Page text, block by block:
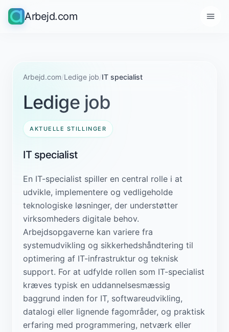
Arbejd.com
Arbejd.com/Ledige job/IT specialist
Ledige job
AKTUELLE STILLINGER
IT specialist
En IT-specialist spiller en central rolle i at
udvikle, implementere og vedligeholde
teknologiske løsninger, der understøtter
virksomheders digitale behov.
Arbejdsopgaverne kan variere fra
systemudvikling og sikkerhedshåndtering til
optimering af IT-infrastruktur og teknisk
support. For at udfylde rollen som IT-specialist
kræves typisk en uddannelsesmæssig
baggrund inden for IT, softwareudvikling,
datalogi eller lignende fagområder, og praktisk
erfaring med programmering, netværk eller